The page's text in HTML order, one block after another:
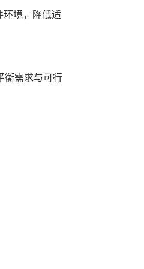
境，降低适
需求与可行